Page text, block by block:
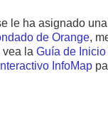
le ha asignado
de Orange,
vea la Guía de
InfoMap